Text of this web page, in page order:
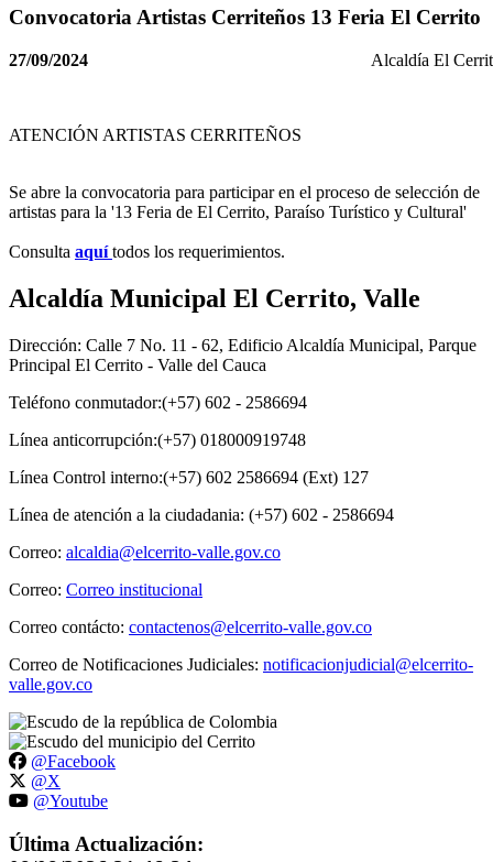
Convocatoria Artistas Cerriteños 13 Feria El Cerrito
27/09/2024 Alcaldía El
ATENCIÓN ARTISTAS CERRITEÑOS
Se abre la convocatoria para participar en el proceso de selección de
artistas para la '13 Feria de El Cerrito, Paraíso Turístico y Cultural'
Consulta aquí todos los requerimientos.
Alcaldía Municipal El Cerrito, Valle
Dirección: Calle 7 No. 11 - 62, Edificio Alcaldía Municipal, Parque
Principal El Cerrito - Valle del Cauca
Teléfono conmutador:(+57) 602 - 2586694
Línea anticorrupción:(+57) 018000919748
Línea Control interno:(+57) 602 2586694 (Ext) 127
Línea de atención a la ciudadania: (+57) 602 - 2586694
Correo: alcaldia@elcerrito-valle.gov.co
Correo: Correo institucional
Correo contácto: contactenos@elcerrito-valle.gov.co
Correo de Notificaciones Judiciales: notificacionjudicial@elcerrito-
valle.gov.co
@Facebook
@X
@Youtube
Última Actualización: